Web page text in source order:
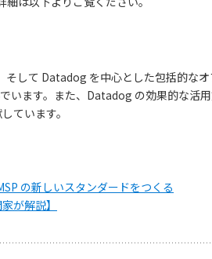
して Datadog を中心とした包括的な
います。また、Datadog の効果的な活
ています。
の新しいスタンダードをつくる
が解説】